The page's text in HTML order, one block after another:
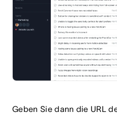
Geben Sie dann die URL